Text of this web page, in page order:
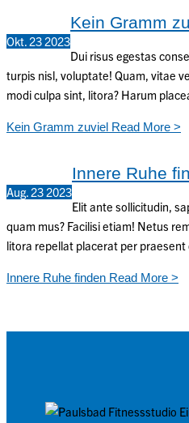
Okt.232023
Kein Gramm
Dui risus egestas
turpis nisl, voluptate! Quam, vitae
modi culpa sint, litora? Harum
Kein Gramm zuviel Read More >
Aug.232023
Innere Ruhe
Elit ante sollicitudin,
quam mus? Facilisi etiam! Netus
litora repellat placerat per praesent
Innere Ruhe finden Read More >